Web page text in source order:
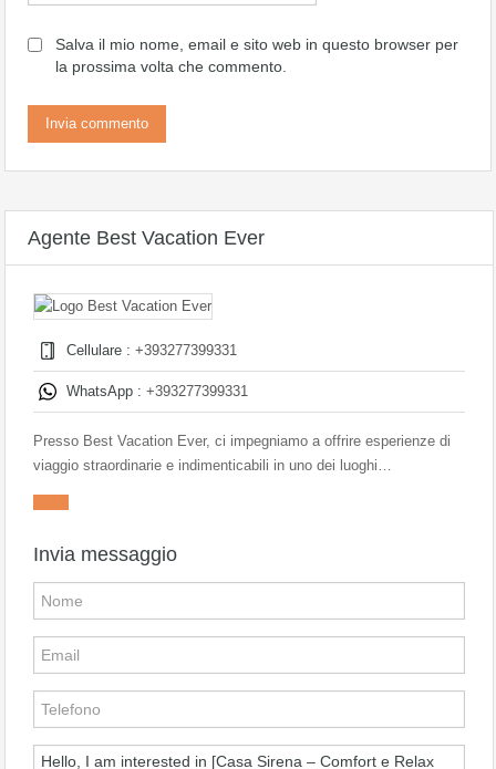
Salva il mio nome, email e sito web in questo browser per
la prossima volta che commento.
Agente Best Vacation Ever
Cellulare : +393277399331
WhatsApp : +393277399331
Presso Best Vacation Ever, ci impegniamo a offrire esperienze di
viaggio straordinarie e indimenticabili in uno dei luoghi…
Invia messaggio